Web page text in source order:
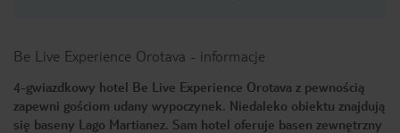
Be Live Experience Orotava - informacje
4-gwiazdkowy hotel Be Live Experience Orotava z pewnością
zapewni gościom udany wypoczynek. Niedaleko obiektu znajdują
się baseny Lago Martianez. Sam hotel oferuje basen zewnętrzny